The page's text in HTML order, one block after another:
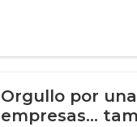
Orgullo por
empresas…